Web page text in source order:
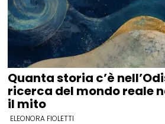
Quanta storia c’è
ricerca del mondo reale
il mito
ELEONORA FIOLETTI